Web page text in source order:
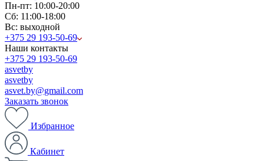
Пн-пт: 10:00-20:00
Сб: 11:00-18:00
Вс: выходной
+375 29 193-50-69
Наши контакты
+375 29 193-50-69
asvetby
asvetby
asvet.by@gmail.com
Заказать звонок
Избранное
Кабинет